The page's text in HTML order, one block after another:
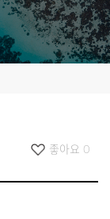
좋아요 0